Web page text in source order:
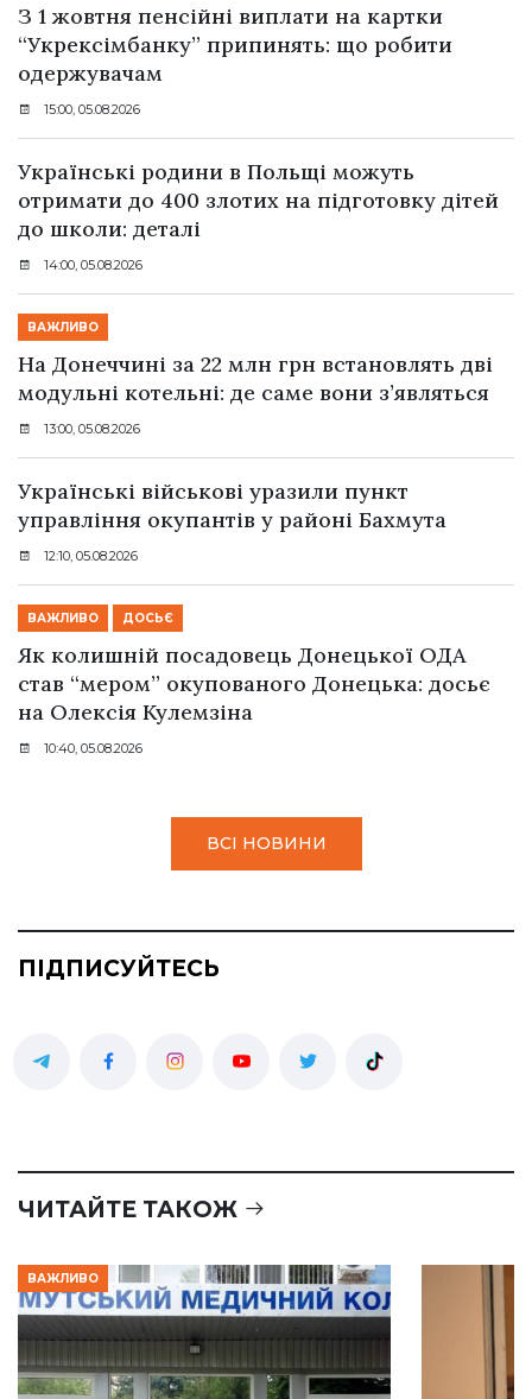
З 1 жовтня пенсійні виплати на картки
“Укрексімбанку” припинять: що робити
одержувачам
15:00, 05.08.2026
Українські родини в Польщі можуть
отримати до 400 злотих на підготовку дітей
до школи: деталі
14:00, 05.08.2026
ВАЖЛИВО
На Донеччині за 22 млн грн встановлять дві
модульні котельні: де саме вони з’являться
13:00, 05.08.2026
Українські військові уразили пункт
управління окупантів у районі Бахмута
12:10, 05.08.2026
ВАЖЛИВО ДОСЬЄ
Як колишній посадовець Донецької ОДА
став “мером” окупованого Донецька: досьє
на Олексія Кулемзіна
10:40, 05.08.2026
ВСІ НОВИНИ
ПІДПИСУЙТЕСЬ
ЧИТАЙТЕ ТАКОЖ
ВАЖЛИВО